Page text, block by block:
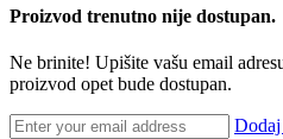
Proizvod trenutno nije dostupan.
Ne brinite! Upišite vašu email
proizvod opet bude dostupan.
Dodaj